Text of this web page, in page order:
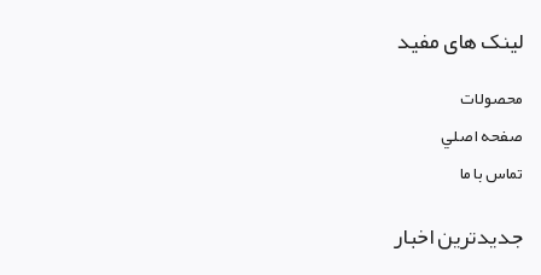
لینک های مفید
محصولات
صفحه اصلي
تماس با ما
جدیدترین اخبار